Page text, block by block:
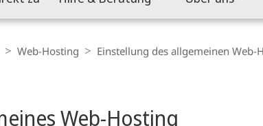
Web-Hosting Einstellung des allgemeinen Web-
Web-Hosting